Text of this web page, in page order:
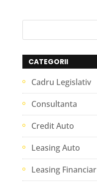
CATEGORII
Cadru Legislativ
Consultanta
Credit Auto
Leasing Auto
Leasing Financiar